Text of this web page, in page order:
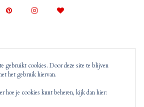
Top |Copyright, Disclaimer en
Mom on Top bevat advertenties en
links. Dit wil zeggen dat
gebruikt cookies. Door deze site te blijven
het gebruik hiervan.
hoe je cookies kunt beheren, kijk dan hier: